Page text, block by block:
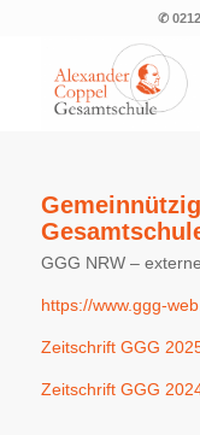
✆
GGG NRW –
https://www.ggg-
Zeitschrift GGG
Zeitschrift GGG